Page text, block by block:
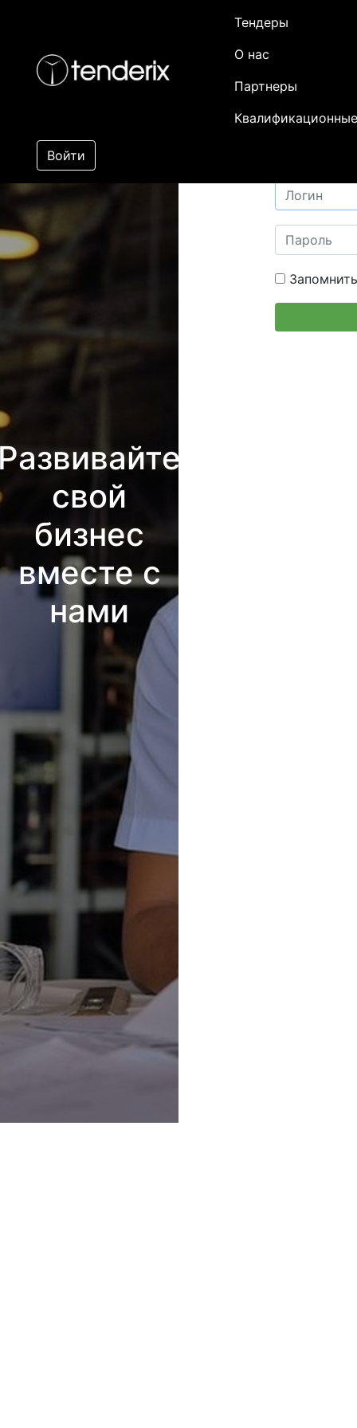
Тендеры
О нас
Партнеры
Войти
свой
бизнес
вместе с
нами